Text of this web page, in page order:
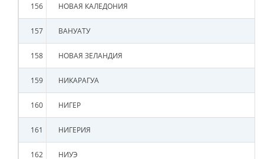
156 НОВАЯ КАЛЕДОНИЯ
157 ВАНУАТУ
158 НОВАЯ ЗЕЛАНДИЯ
159 НИКАРАГУА
160 НИГЕР
161 НИГЕРИЯ
162 НИУЭ